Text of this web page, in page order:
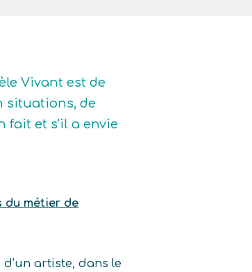
Vivant est de
situations, de
fait et s’il a envie
du métier de
artiste, dans le